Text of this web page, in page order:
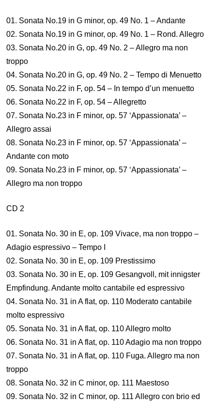
01. Sonata No.19 in G minor, op. 49 No. 1 – Andante
02. Sonata No.19 in G minor, op. 49 No. 1 – Rond. Allegro
03. Sonata No.20 in G, op. 49 No. 2 – Allegro ma non
troppo
04. Sonata No.20 in G, op. 49 No. 2 – Tempo di Menuetto
05. Sonata No.22 in F, op. 54 – In tempo d’un menuetto
06. Sonata No.22 in F, op. 54 – Allegretto
07. Sonata No.23 in F minor, op. 57 ‘Appassionata’ –
Allegro assai
08. Sonata No.23 in F minor, op. 57 ‘Appassionata’ –
Andante con moto
09. Sonata No.23 in F minor, op. 57 ‘Appassionata’ –
Allegro ma non troppo
CD 2
01. Sonata No. 30 in E, op. 109 Vivace, ma non troppo –
Adagio espressivo – Tempo I
02. Sonata No. 30 in E, op. 109 Prestissimo
03. Sonata No. 30 in E, op. 109 Gesangvoll, mit innigster
Empfindung. Andante molto cantabile ed espressivo
04. Sonata No. 31 in A flat, op. 110 Moderato cantabile
molto espressivo
05. Sonata No. 31 in A flat, op. 110 Allegro molto
06. Sonata No. 31 in A flat, op. 110 Adagio ma non troppo
07. Sonata No. 31 in A flat, op. 110 Fuga. Allegro ma non
troppo
08. Sonata No. 32 in C minor, op. 111 Maestoso
09. Sonata No. 32 in C minor, op. 111 Allegro con brio ed